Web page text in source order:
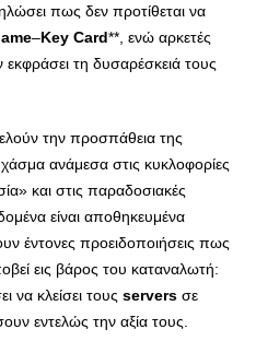
πως δεν προτίθεται να
–Key Card**, ενώ αρκετές
εκφράσει τη δυσαρέσκειά τους
την προσπάθεια της
ανάμεσα στις κυκλοφορίες
και στις παραδοσιακές
είναι αποθηκευμένα
έντονες προειδοποιήσεις πως
εις βάρος του καταναλωτή:
να κλείσει τους servers σε
εντελώς την αξία τους.